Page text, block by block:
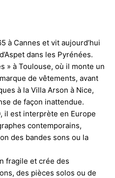
à Cannes et vit aujourd’hui
dans les Pyrénées.
» à Toulouse, où il monte un
de vêtements, avant
à la Villa Arson à Nice,
de façon inattendue.
il est interprète en Europe
contemporains,
des bandes sons ou la
fragile et crée des
des pièces solos ou de